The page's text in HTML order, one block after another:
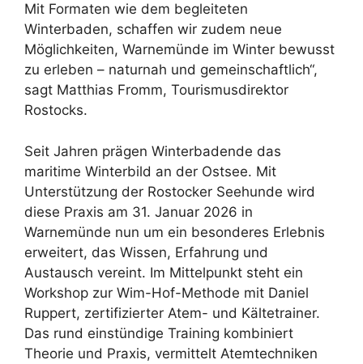
Mit Formaten wie dem begleiteten
Winterbaden, schaffen wir zudem neue
Möglichkeiten, Warnemünde im Winter bewusst
zu erleben – naturnah und gemeinschaftlich“,
sagt Matthias Fromm, Tourismusdirektor
Rostocks.
Seit Jahren prägen Winterbadende das
maritime Winterbild an der Ostsee. Mit
Unterstützung der Rostocker Seehunde wird
diese Praxis am 31. Januar 2026 in
Warnemünde nun um ein besonderes Erlebnis
erweitert, das Wissen, Erfahrung und
Austausch vereint. Im Mittelpunkt steht ein
Workshop zur Wim-Hof-Methode mit Daniel
Ruppert, zertifizierter Atem- und Kältetrainer.
Das rund einstündige Training kombiniert
Theorie und Praxis, vermittelt Atemtechniken